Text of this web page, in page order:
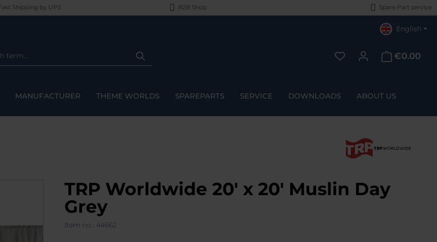
Shipping by UPS B2B Shop Spare Part service
English
You have 0 wishlist items
€0.00
MANUFACTURER THEME WORLDS SPAREPARTS SERVICE DOWNLOADS
ABOUT US
TRP Worldwide 20' x 20' Muslin Day
Grey
Item no.: 44662